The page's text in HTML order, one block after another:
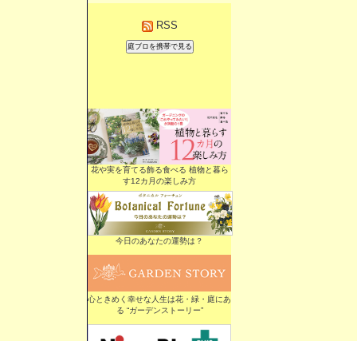
RSS
花や実を育てる飾る食べる 植物と暮ら
す12カ月の楽しみ方
今日のあなたの運勢は？
心ときめく幸せな人生は花・緑・庭にあ
る “ガーデンストーリー”